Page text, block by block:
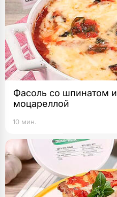
Фасоль со шпинатом и
моцареллой
10 мин.